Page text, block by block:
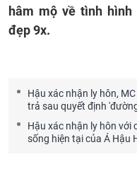
hâm mộ về tình hình
đẹp 9x.
Hậu xác nhận ly hôn,
trả sau quyết định
Hậu xác nhận ly hôn với
sống hiện tại của Á Hậu